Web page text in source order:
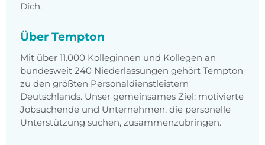
Dich.
Über Tempton
Mit über 11.000 Kolleginnen und Kollegen an
bundesweit 240 Niederlassungen gehört Tempton
zu den größten Personaldienstleistern
Deutschlands. Unser gemeinsames Ziel: motivierte
Jobsuchende und Unternehmen, die personelle
Unterstützung suchen, zusammenzubringen.